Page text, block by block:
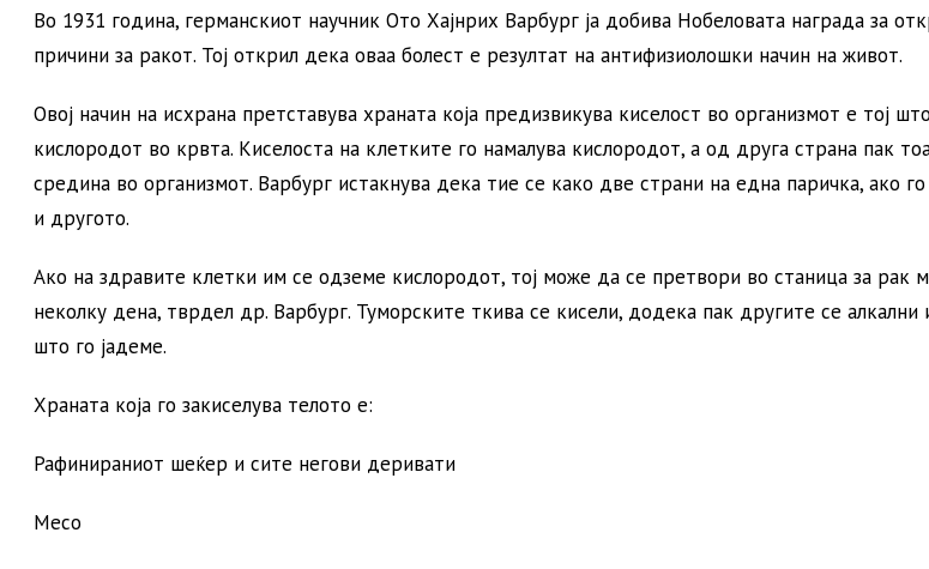
Во 1931 година, германскиот научник Ото Хајнрих Варбург ја добива Нобеловата награда за
причини за ракот. Тој открил дека оваа болест е резултат на антифизиолошки начин на живот.
Овој начин на исхрана претставува храната која предизвикува киселост во организмот е тој
кислородот во крвта. Киселоста на клетките го намалува кислородот, а од друга страна пак
средина во организмот. Варбург истакнува дека тие се како две страни на една паричка, ако
и другото.
Ако на здравите клетки им се одземе кислородот, тој може да се претвори во станица за рак
неколку дена, тврдел др. Варбург. Туморските ткива се кисели, додека пак другите се алкални
што го јадеме.
Храната која го закиселува телото е:
Рафинираниот шеќер и сите негови деривати
Месо